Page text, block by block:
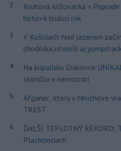
2
Kruhová križovatka v
hotová budúci rok
3
V Košiciach Nad jazerom
chodníka,otvorili aj
4
Na kúpalisku Diakovce
skončilo v nemocnici
5
Afganec, ktorý v Mníchove
TREST
6
ĎALŠÍ TEPLOTNÝ
Plachtinciach